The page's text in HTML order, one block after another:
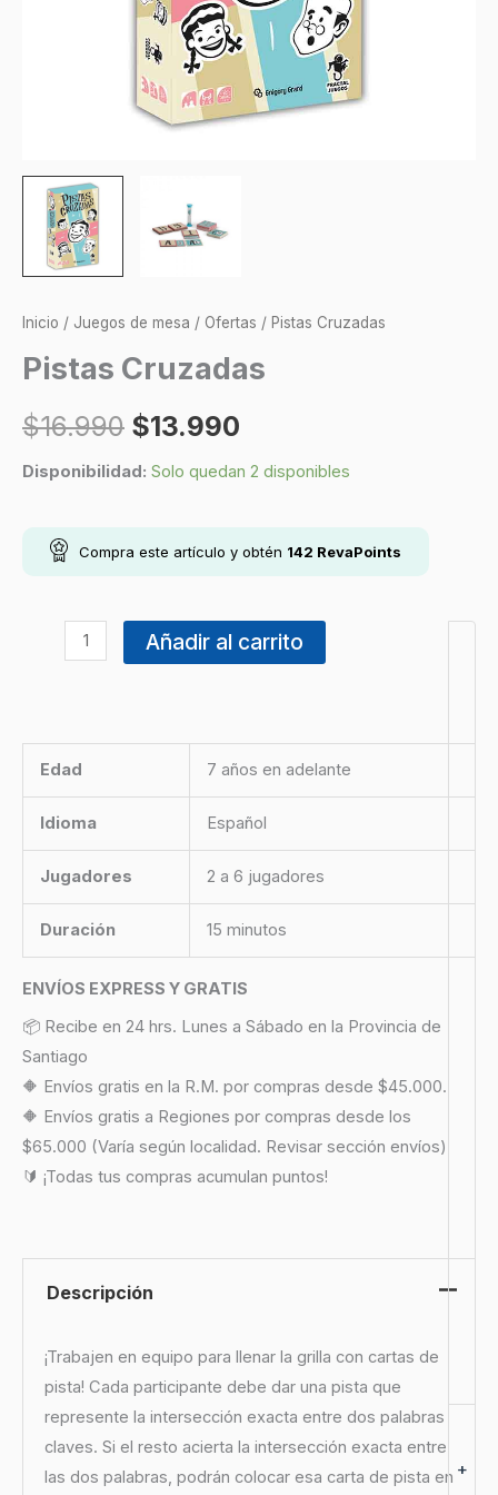
Inicio / Juegos de mesa / Ofertas / Pistas Cruzadas
Pistas Cruzadas
$16.990 $13.990
Disponibilidad: Solo quedan 2 disponibles
Compra este artículo y obtén 142 RevaPoints
+
Añadir al carrito
Edad 7 años en adelante
Idioma Español
Jugadores 2 a 6 jugadores
Duración 15 minutos
ENVÍOS EXPRESS Y GRATIS
📦 Recibe en 24 hrs. Lunes a Sábado en la Provincia de
Santiago
🔶 Envíos gratis en la R.M. por compras desde $45.000.
🔶 Envíos gratis a Regiones por compras desde los
$65.000 (Varía según localidad. Revisar sección envíos)
🔰 ¡Todas tus compras acumulan puntos!
Descripción
¡Trabajen en equipo para llenar la grilla con cartas de
pista! Cada participante debe dar una pista que
represente la intersección exacta entre dos palabras
claves. Si el resto acierta la intersección exacta entre
las dos palabras, podrán colocar esa carta de pista en